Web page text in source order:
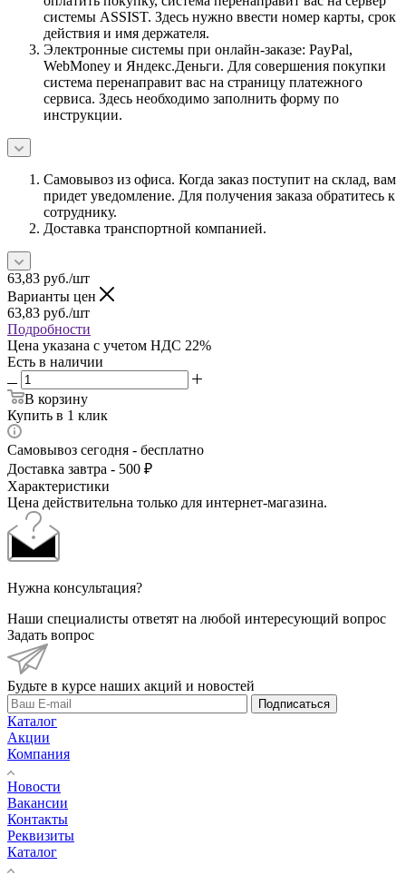
системы ASSIST. Здесь нужно ввести номер карты, срок
действия и имя держателя.
Электронные системы при онлайн-заказе: PayPal,
WebMoney и Яндекс.Деньги. Для совершения покупки
система перенаправит вас на страницу платежного
сервиса. Здесь необходимо заполнить форму по
инструкции.
Самовывоз из офиса. Когда заказ поступит на склад, вам
придет уведомление. Для получения заказа обратитесь к
сотруднику.
Доставка транспортной компанией.
63,83 руб./шт
Варианты цен
63,83 руб./шт
Подробности
Цена указана с учетом НДС 22%
Есть в наличии
В корзину
Купить в 1 клик
Самовывоз сегодня - бесплатно
Доставка завтра - 500 ₽
Характеристики
Цена действительна только для интернет-магазина.
Нужна консультация?
Наши специалисты ответят на любой интересующий вопрос
Задать вопрос
Будьте в курсе наших акций и новостей
Подписаться
Каталог
Акции
Компания
Новости
Вакансии
Контакты
Реквизиты
Каталог